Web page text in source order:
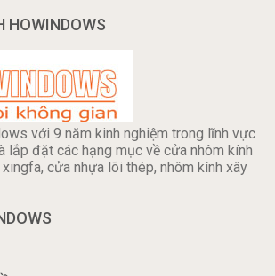
HOWINDOWS
với 9 năm kinh nghiệm trong lĩnh vực
lắp đặt các hạng mục về cửa nhôm kính
cửa nhựa lõi thép, nhôm kính xây